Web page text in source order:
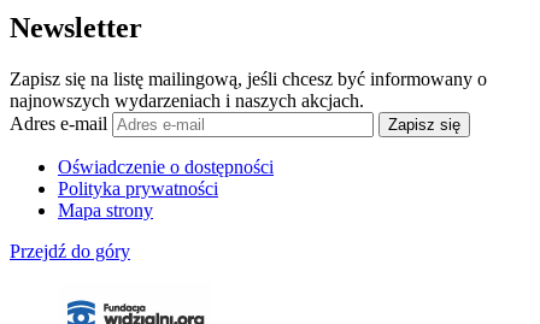
Newsletter
Zapisz się na listę mailingową, jeśli chcesz być informowany o
najnowszych wydarzeniach i naszych akcjach.
Adres e-mail
Zapisz się
Oświadczenie o dostępności
Polityka prywatności
Mapa strony
Przejdź do góry